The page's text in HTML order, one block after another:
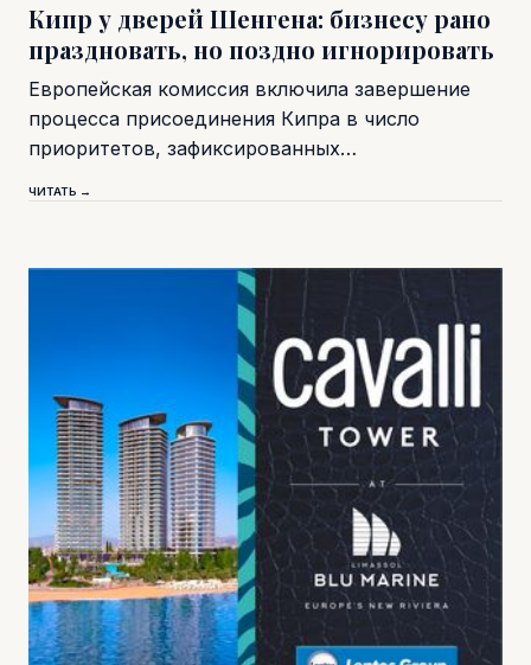
Кипр у дверей Шенгена: бизнесу рано
праздновать, но поздно игнорировать
Европейская комиссия включила завершение
процесса присоединения Кипра в число
приоритетов, зафиксированных…
ЧИТАТЬ →